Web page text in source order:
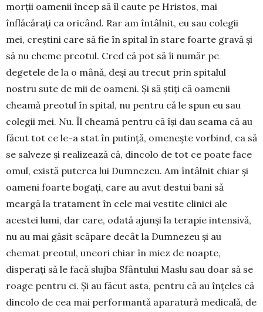
morții oamenii încep să îl caute pe Hristos, mai
înflăcărați ca oricând. Rar am întâlnit, eu sau colegii
mei, creștini care să fie în spital în stare foarte gravă și
să nu cheme preotul. Cred că pot să îi număr pe
degetele de la o mână, deși au trecut prin spitalul
nostru sute de mii de oameni. Și să știți că oamenii
cheamă preotul în spital, nu pentru că le spun eu sau
colegii mei. Nu. Îl cheamă pentru că își dau seama că au
făcut tot ce le-a stat în putință, omenește vorbind, ca să
se salveze și realizează că, dincolo de tot ce poate face
omul, există puterea lui Dumnezeu. Am întâlnit chiar și
oameni foarte bogați, care au avut destui bani să
meargă la tratament în cele mai vestite clinici ale
acestei lumi, dar care, odată ajunși la terapie intensivă,
nu au mai găsit scăpare decât la Dumnezeu și au
chemat preotul, uneori chiar în miez de noapte,
disperați să le facă slujba Sfântului Maslu sau doar să se
roage pentru ei. Și au făcut asta, pentru că au înțeles că
dincolo de cea mai performantă aparatură medicală, de